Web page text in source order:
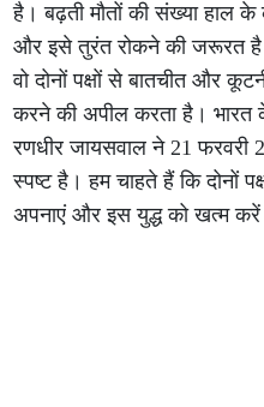
है। बढ़ती मौतों की संख्या हाल के
और इसे तुरंत रोकने की जरूरत
वो दोनों पक्षों से बातचीत और
करने की अपील करता है। भारत
रणधीर जायसवाल ने 21 फरवरी
स्पष्ट है। हम चाहते हैं कि दोनों
अपनाएं और इस युद्ध को खत्म